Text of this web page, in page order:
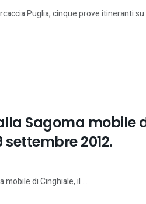
Puglia, cinque prove itineranti
Sagoma mobile
2012.
mobile di Cinghiale, il ...